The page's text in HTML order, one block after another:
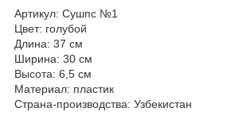
Артикул: Сушпс №1
Цвет: голубой
Длина: 37 см
Ширина: 30 см
Высота: 6,5 см
Материал: пластик
Страна-производства: Узбекистан